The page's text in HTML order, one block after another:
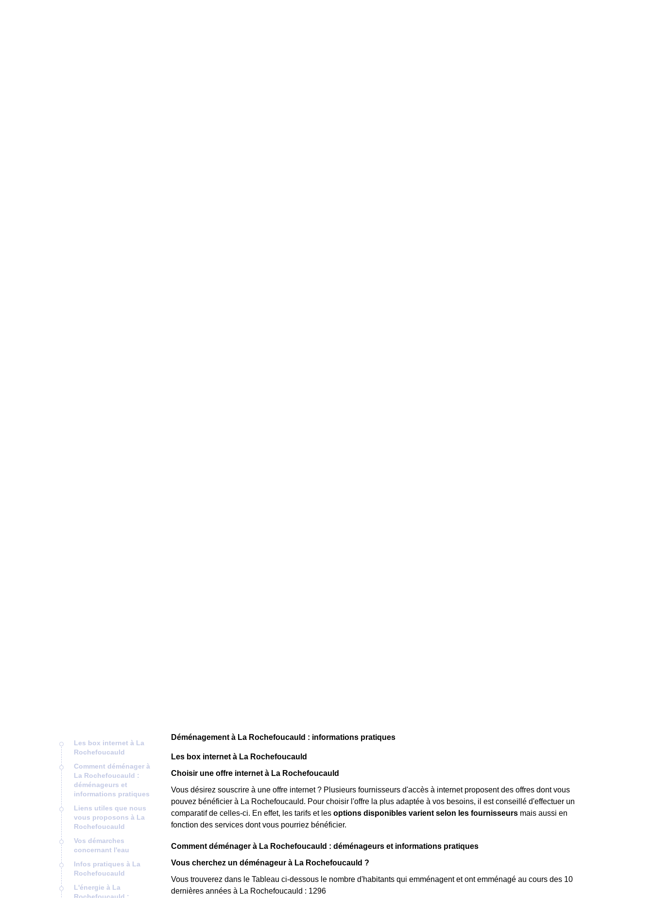
Les box internet à La
Rochefoucauld
Comment déménager à
La Rochefoucauld :
déménageurs et
informations pratiques
Liens utiles que nous
vous proposons à La
Rochefoucauld
Vos démarches
concernant l'eau
Infos pratiques à La
Rochefoucauld
L'énergie à La
Déménagement à La Rochefoucauld : informations pratiques
Les box internet à La Rochefoucauld
Choisir une offre internet à La Rochefoucauld
Vous désirez souscrire à une offre internet ? Plusieurs fournisseurs d'accès à internet proposent des offres dont vous
pouvez bénéficier à La Rochefoucauld. Pour choisir l'offre la plus adaptée à vos besoins, il est conseillé d'effectuer un
comparatif de celles-ci. En effet, les tarifs et les options disponibles varient selon les fournisseurs mais aussi en
fonction des services dont vous pourriez bénéficier.
Comment déménager à La Rochefoucauld : déménageurs et informations pratiques
Vous cherchez un déménageur à La Rochefoucauld ?
Vous trouverez dans le Tableau ci-dessous le nombre d'habitants qui emménagent et ont emménagé au cours des 10
dernières années à La Rochefoucauld : 1296